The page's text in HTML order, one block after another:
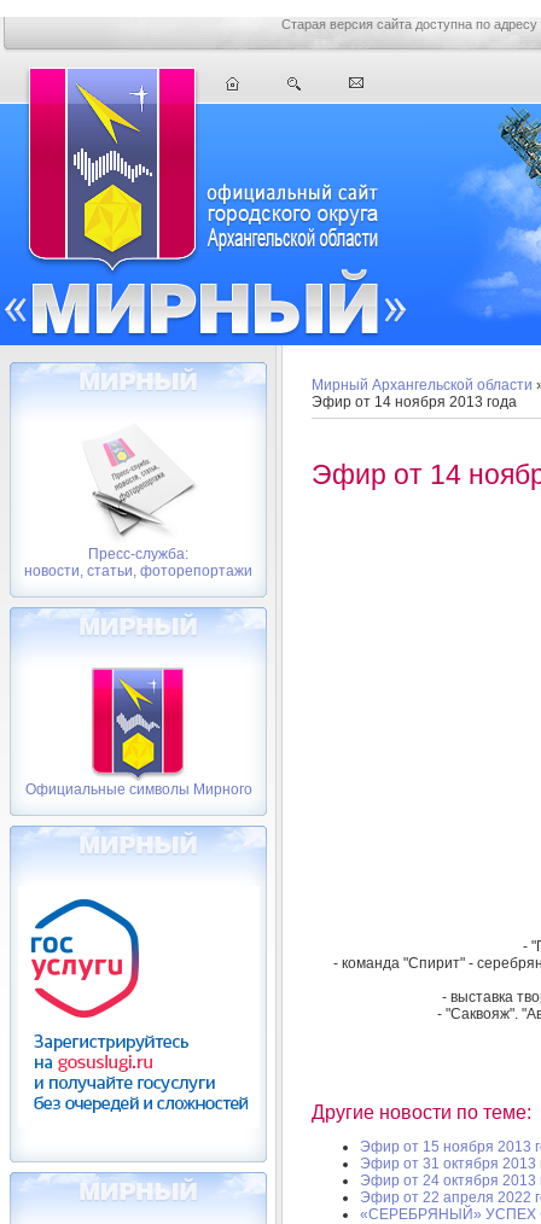
Старая версия сайта доступна по адресу
Пресс-служба:
новости, статьи, фоторепортажи
Официальные символы Мирного
Мирный Архангельской области
Эфир от 14 ноября 2013 года
Эфир от 14
-
- команда "Спирит" -
- выставка
- "Саквояж".
Другие новости по теме:
Эфир от 15 ноября 2013
Эфир от 31 октября 2013
Эфир от 24 октября 2013
Эфир от 22 апреля 2022
«СЕРЕБРЯНЫЙ» УСПЕХ